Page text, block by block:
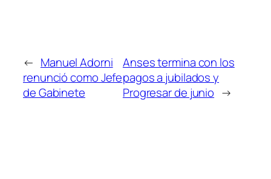
← Manuel Adorni
renunció como Jefe
de Gabinete
Anses termina con los
pagos a jubilados y
Progresar de junio →